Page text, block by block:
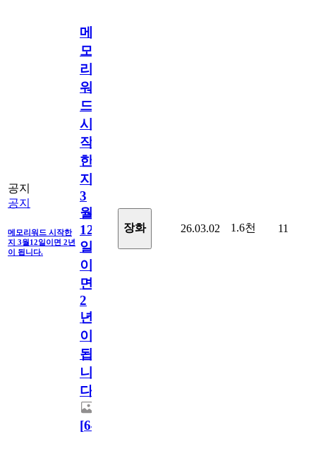
공지
공지
메모리워드 시작한
지 3월12일이면 2년
이 됩니다.
메
모
리
워
드
시
작
한
지
3
월
12
일
이
면
2
년
이
됩
니
다.
[64
장화 26.03.02 1.6천 11